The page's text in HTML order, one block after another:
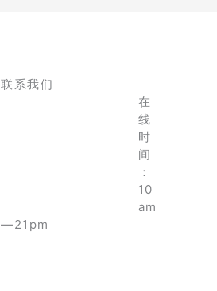
联系我们
在
线
时
间
：
10
am
—21pm